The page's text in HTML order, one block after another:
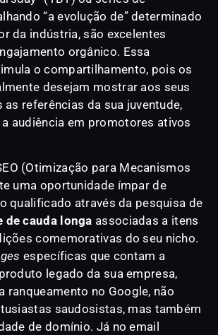
“a evolução de” determinado
da indústria, são excelentes
orgânico. Essa
o compartilhamento, pois os
desejam mostrar aos seus
referências da sua juventude,
audiência em promotores ativos
(Otimização para Mecanismos
uma oportunidade ímpar de
qualificado através da pesquisa de
de cauda longa associadas a itens
comemorativas do seu nicho.
específicas que contam a
legado da sua empresa,
ranqueamento no Google, não
saudosistas, mas também
de domínio. Já no email